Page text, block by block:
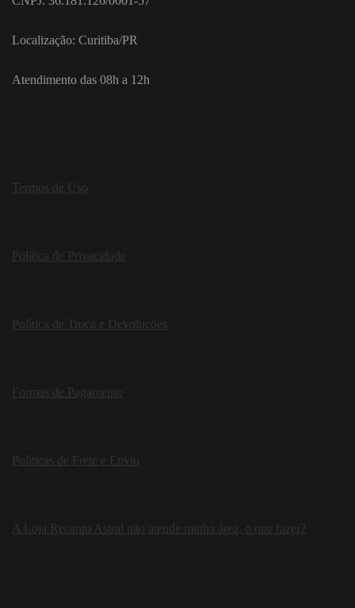
Localização: Curitiba/PR
Atendimento das 08h a 12h
Termos de Uso
Política de Privacidade
Política de Troca e Devoluções
Formas de Pagamento
Políticas de Frete e Envio
A Loja Recanto Astral não atende minha área, o que fazer?